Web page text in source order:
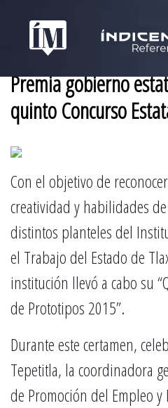
Premia gobierno
quinto Concurso
Con el objetivo de
creatividad y habilidades
distintos planteles del
el Trabajo del Estado de
institución llevó a cabo su
de Prototipos 2015”.
Durante este certamen,
Tepetitla, la coordinadora
de Promoción del Empleo